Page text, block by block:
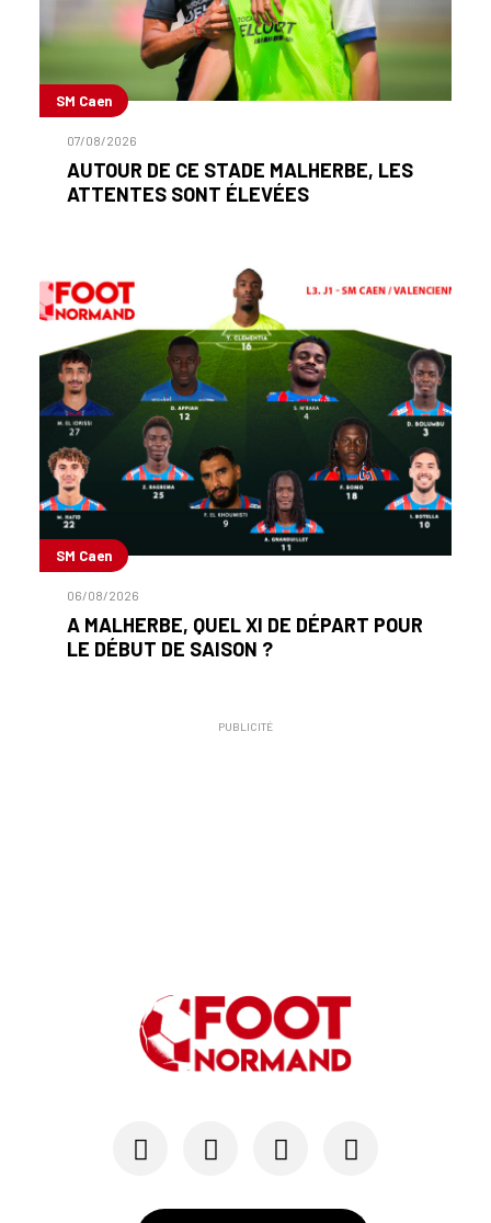
SM Caen
07/08/2026
AUTOUR DE CE STADE MALHERBE, LES
ATTENTES SONT ÉLEVÉES
SM Caen
06/08/2026
A MALHERBE, QUEL XI DE DÉPART POUR
LE DÉBUT DE SAISON ?
PUBLICITÉ